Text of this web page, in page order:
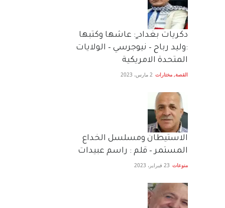
دكريات بغداد ٍ: عاشها وكتبها
:وليد رباح – نيوجرسي – الولايات
المتحدة الامريكية
القصة, مختارات 2 مارس، 2023
الاستيطان ومسلسل الخداع
المستمر – قلم : راسم عبيدات
منوعات 23 فبراير، 2023